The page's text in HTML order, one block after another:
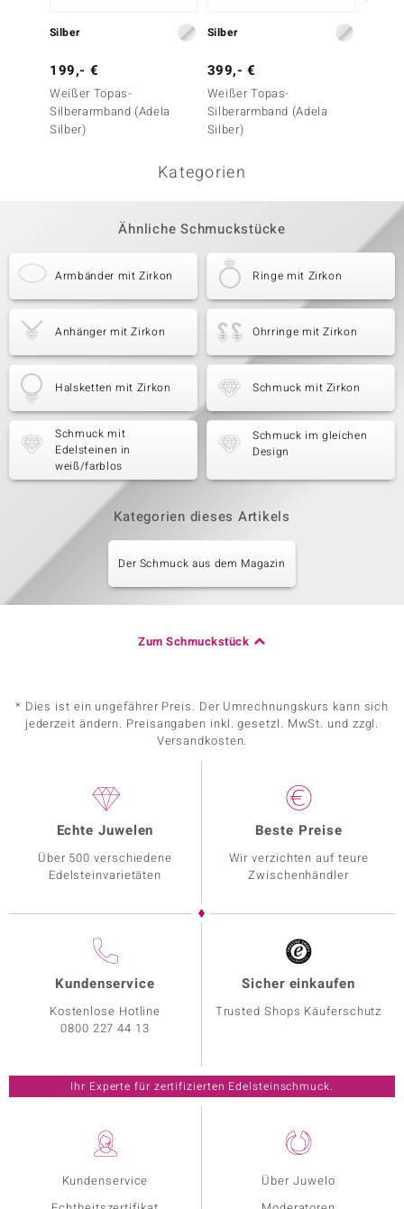
Silber
199,- €
Weißer Topas-
Silberarmband (Adela
Silber)
Silber
399,- €
Weißer Topas-
Silberarmband (Adela
Silber)
Kategorien
Ähnliche Schmuckstücke
Armbänder mit Zirkon Ringe mit Zirkon
Anhänger mit Zirkon Ohrringe mit Zirkon
Halsketten mit Zirkon Schmuck mit Zirkon
Schmuck mit
Edelsteinen in
weiß/farblos
Schmuck im gleichen
Design
Kategorien dieses Artikels
Der Schmuck aus dem Magazin
Zum Schmuckstück
* Dies ist ein ungefährer Preis. Der Umrechnungskurs kann sich
jederzeit ändern. Preisangaben inkl. gesetzl. MwSt. und zzgl.
Versandkosten.
Kundenservice
Über Juwelo
Echte Juwelen
Über 500 verschiedene
Edelsteinvarietäten
Beste Preise
Wir verzichten auf teure
Zwischenhändler
Kundenservice
Kostenlose Hotline
0800 227 44 13
Sicher einkaufen
Trusted Shops Käuferschutz
Ihr Experte für zertifizierten Edelsteinschmuck.